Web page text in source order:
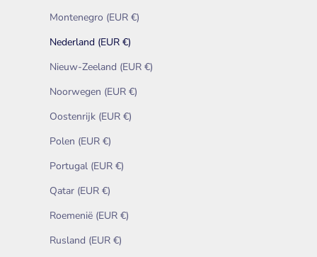
Montenegro (EUR €)
Nederland (EUR €)
Nieuw-Zeeland (EUR €)
Noorwegen (EUR €)
Oostenrijk (EUR €)
Polen (EUR €)
Portugal (EUR €)
Qatar (EUR €)
Roemenië (EUR €)
Rusland (EUR €)